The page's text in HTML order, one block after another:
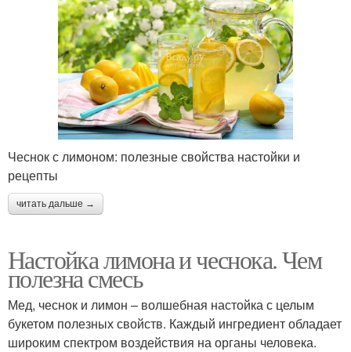
Чеснок с лимоном: полезные свойства настойки и
рецепты
читать дальше →
Настойка лимона и чеснока. Чем
полезна смесь
Мед, чеснок и лимон – волшебная настойка с целым
букетом полезных свойств. Каждый ингредиент обладает
широким спектром воздействия на органы человека.